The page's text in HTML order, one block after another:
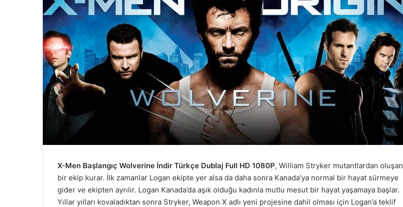
X-Men Başlangıç Wolverine İndir Türkçe Dublaj Full HD 1080P, William Stryker mutantlardan oluşan
bir ekip kurar. İlk zamanlar Logan ekipte yer alsa da daha sonra Kanada’ya normal bir hayat sürmeye
gider ve ekipten ayrılır. Logan Kanada’da aşık olduğu kadınla mutlu mesut bir hayat yaşamaya başlar.
Yıllar yılları kovaladıktan sonra Stryker, Weapon X adlı yeni projesine dahil olması için Logan’a teklif